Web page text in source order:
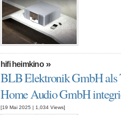
hifi heimkino»
BLB Elektronik GmbH als
Home Audio GmbH
[19 Mai 2025 | 1,034 Views]